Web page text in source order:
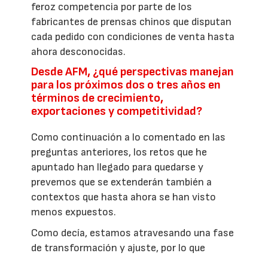
feroz competencia por parte de los
fabricantes de prensas chinos que disputan
cada pedido con condiciones de venta hasta
ahora desconocidas.
Desde AFM, ¿qué perspectivas manejan
para los próximos dos o tres años en
términos de crecimiento,
exportaciones y competitividad?
Como continuación a lo comentado en las
preguntas anteriores, los retos que he
apuntado han llegado para quedarse y
prevemos que se extenderán también a
contextos que hasta ahora se han visto
menos expuestos.
Como decía, estamos atravesando una fase
de transformación y ajuste, por lo que